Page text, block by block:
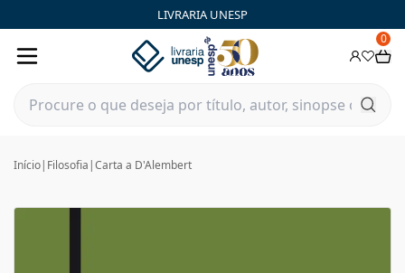
LIVRARIA UNESP
0
Início| Filosofia |Carta a D'Alembert